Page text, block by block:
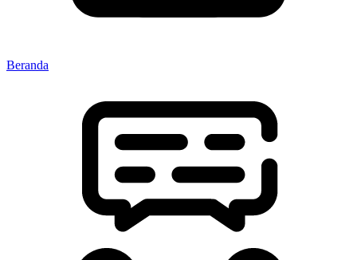
Beranda